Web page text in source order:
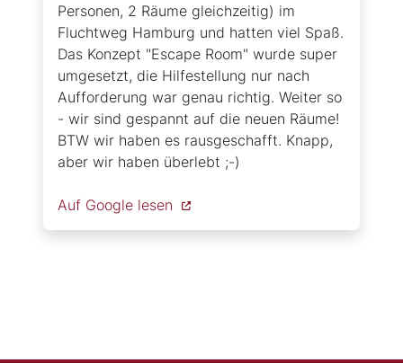
Personen, 2 Räume gleichzeitig) im
Fluchtweg Hamburg und hatten viel Spaß.
Das Konzept "Escape Room" wurde super
umgesetzt, die Hilfestellung nur nach
Aufforderung war genau richtig. Weiter so
- wir sind gespannt auf die neuen Räume!
BTW wir haben es rausgeschafft. Knapp,
aber wir haben überlebt ;-)
Auf Google lesen